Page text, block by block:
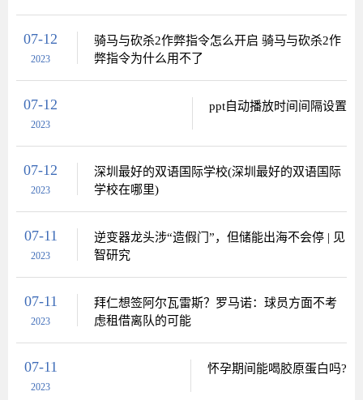
07-12
2023
骑马与砍杀2作弊指令怎么开启 骑马与砍杀2作
弊指令为什么用不了
07-12
2023
ppt自动播放时间间隔设置
07-12
2023
深圳最好的双语国际学校(深圳最好的双语国际
学校在哪里)
07-11
2023
逆变器龙头涉“造假门”，但储能出海不会停 | 见
智研究
07-11
2023
拜仁想签阿尔瓦雷斯？罗马诺：球员方面不考
虑租借离队的可能
07-11
2023
怀孕期间能喝胶原蛋白吗?